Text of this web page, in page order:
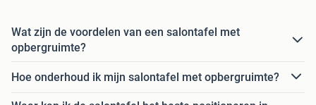
Wat zijn de voordelen van een salontafel met
opbergruimte?
Hoe onderhoud ik mijn salontafel met opbergruimte?